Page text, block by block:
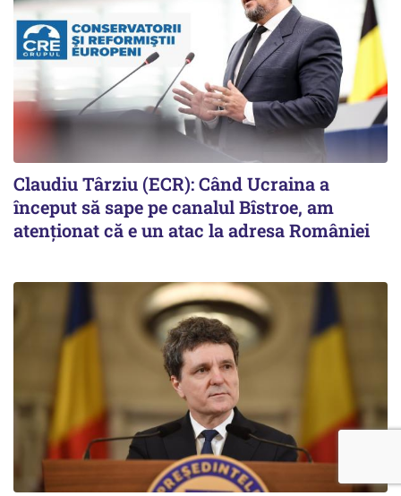
Claudiu Târziu (ECR): Când Ucraina a
început să sape pe canalul Bîstroe, am
atenționat că e un atac la adresa României